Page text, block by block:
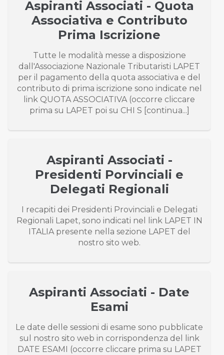
Aspiranti Associati - Quota
Associativa e Contributo
Prima Iscrizione
Tutte le modalità messe a disposizione
dall'Associazione Nazionale Tributaristi LAPET
per il pagamento della quota associativa e del
contributo di prima iscrizione sono indicate nel
link QUOTA ASSOCIATIVA (occorre cliccare
prima su LAPET poi su CHI S [continua...]
Aspiranti Associati -
Presidenti Porvinciali e
Delegati Regionali
I recapiti dei Presidenti Provinciali e Delegati
Regionali Lapet, sono indicati nel link LAPET IN
ITALIA presente nella sezione LAPET del
nostro sito web.
Aspiranti Associati - Date
Esami
Le date delle sessioni di esame sono pubblicate
sul nostro sito web in corrispondenza del link
DATE ESAMI (occorre cliccare prima su LAPET